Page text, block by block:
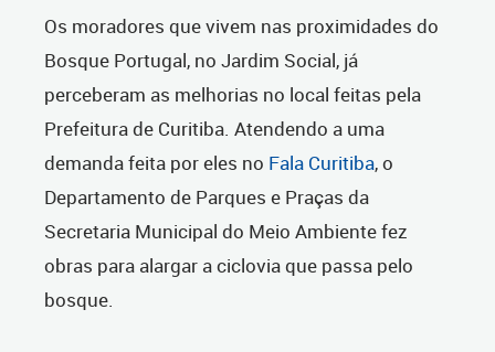
Os moradores que vivem nas proximidades do
Bosque Portugal, no Jardim Social, já
perceberam as melhorias no local feitas pela
Prefeitura de Curitiba. Atendendo a uma
demanda feita por eles no Fala Curitiba, o
Departamento de Parques e Praças da
Secretaria Municipal do Meio Ambiente fez
obras para alargar a ciclovia que passa pelo
bosque.